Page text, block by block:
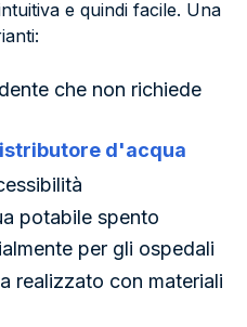
e quindi facile. Una
che non richiede
d'acqua
potabile spento
per gli ospedali
realizzato con materiali